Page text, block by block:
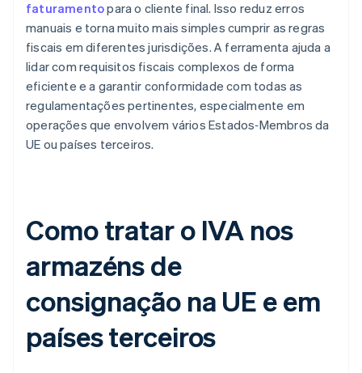
faturamentopara o cliente final. Isso reduz erros
manuais e torna muito mais simples cumprir as regras
fiscais em diferentes jurisdições. A ferramenta ajuda a
lidar com requisitos fiscais complexos de forma
eficiente e a garantir conformidade com todas as
regulamentações pertinentes, especialmente em
operações que envolvem vários Estados‑Membros da
UE ou países terceiros.
Como tratar o IVA nos
armazéns de
consignação na UE e em
países terceiros